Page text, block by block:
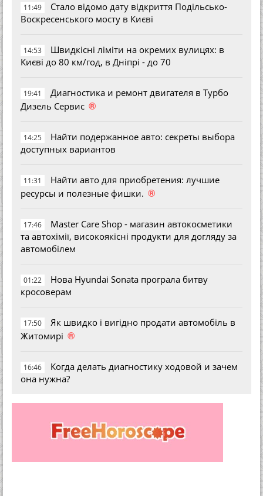
11:49
Стало відомо дату відкриття Подільсько-
Воскресенського мосту в Києві
14:53
Швидкісні ліміти на окремих вулицях: в
Києві до 80 км/год, в Дніпрі - до 70
19:41
Диагностика и ремонт двигателя в Турбо
Дизель Сервис ®
14:25
Найти подержанное авто: секреты выбора
доступных вариантов
11:31
Найти авто для приобретения: лучшие
ресурсы и полезные фишки. ®
17:46
Master Care Shop - магазин автокосметики
та автохімії, високоякісні продукти для догляду за
автомобілем
01:22
Нова Hyundai Sonata програла битву
кросоверам
17:50
Як швидко і вигідно продати автомобіль в
Житомирі ®
16:46
Когда делать диагностику ходовой и зачем
она нужна?